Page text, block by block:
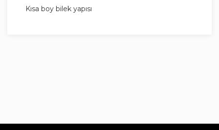
Kısa boy bilek yapısı